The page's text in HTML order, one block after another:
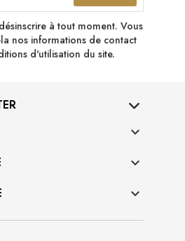
à tout moment. Vous
nos informations de contact
d'utilisation du site.


